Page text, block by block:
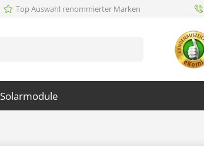
Top Auswahl renommierter Marken
Solarmodule